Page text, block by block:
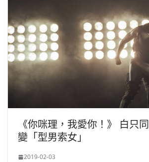
《你咪理，我愛你！》 白只
變「型男索女」
2019-02-03